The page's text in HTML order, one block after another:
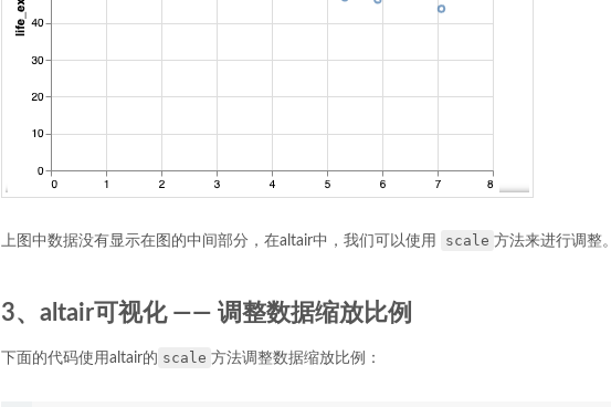
上图中数据没有显示在图的中间部分，在altair中，我们可以使用 scale 方法来进行调整。
3、altair可视化 —— 调整数据缩放比例
下面的代码使用altair的 scale 方法调整数据缩放比例：